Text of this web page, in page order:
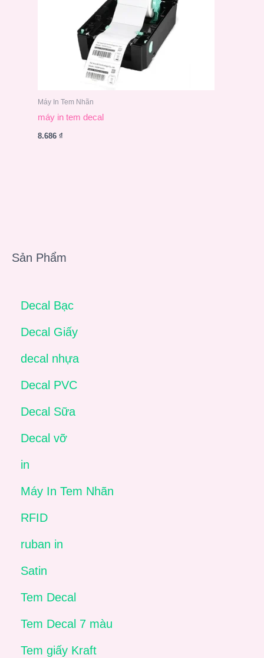
Sản Phẩm
Decal Bạc
Decal Giấy
decal nhựa
Decal PVC
Decal Sữa
Decal vỡ
in
Máy In Tem Nhãn
RFID
ruban in
Satin
Tem Decal
Tem Decal 7 màu
Tem giấy Kraft
Máy In Tem Nhãn
máy in tem decal
8.686 ₫